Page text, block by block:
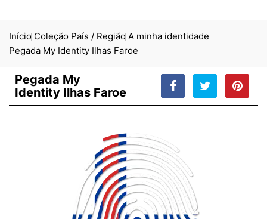
Início Coleção País / Região A minha identidade
Pegada My Identity Ilhas Faroe
Pegada My
Identity Ilhas Faroe